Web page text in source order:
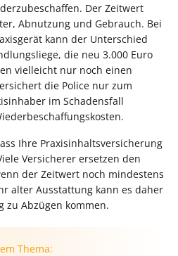
Der Zeitwert
Abnutzung und Gebrauch. Bei
kann der Unterschied
die neu 3.000 Euro
vielleicht nur noch einen
die Police nur zum
im Schadensfall
Ihre Praxisinhaltsversicherung
Versicherer ersetzen den
der Zeitwert noch mindestens
alter Ausstattung kann es daher
zu Abzügen kommen.
Thema: